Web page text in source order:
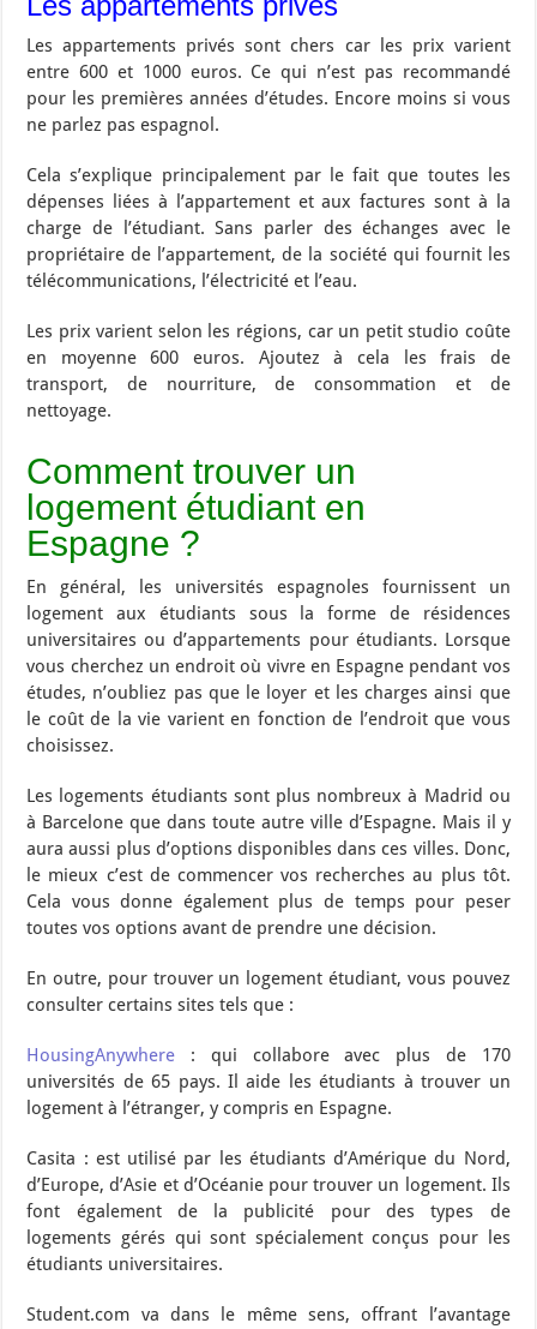
Les appartements privés sont chers car les prix varient
entre 600 et 1000 euros. Ce qui n’est pas recommandé
pour les premières années d’études. Encore moins si vous
ne parlez pas espagnol.
Cela s’explique principalement par le fait que toutes les
dépenses liées à l’appartement et aux factures sont à la
charge de l’étudiant. Sans parler des échanges avec le
propriétaire de l’appartement, de la société qui fournit les
télécommunications, l’électricité et l’eau.
Les prix varient selon les régions, car un petit studio coûte
en moyenne 600 euros. Ajoutez à cela les frais de
transport, de nourriture, de consommation et de
nettoyage.
Comment trouver un
logement étudiant en
Espagne ?
En général, les universités espagnoles fournissent un
logement aux étudiants sous la forme de résidences
universitaires ou d’appartements pour étudiants. Lorsque
vous cherchez un endroit où vivre en Espagne pendant vos
études, n’oubliez pas que le loyer et les charges ainsi que
le coût de la vie varient en fonction de l’endroit que vous
choisissez.
Les logements étudiants sont plus nombreux à Madrid ou
à Barcelone que dans toute autre ville d’Espagne. Mais il y
aura aussi plus d’options disponibles dans ces villes. Donc,
le mieux c’est de commencer vos recherches au plus tôt.
Cela vous donne également plus de temps pour peser
toutes vos options avant de prendre une décision.
En outre, pour trouver un logement étudiant, vous pouvez
consulter certains sites tels que :
HousingAnywhere : qui collabore avec plus de 170
universités de 65 pays. Il aide les étudiants à trouver un
logement à l’étranger, y compris en Espagne.
Casita : est utilisé par les étudiants d’Amérique du Nord,
d’Europe, d’Asie et d’Océanie pour trouver un logement. Ils
font également de la publicité pour des types de
logements gérés qui sont spécialement conçus pour les
étudiants universitaires.
Student.com va dans le même sens, offrant l’avantage